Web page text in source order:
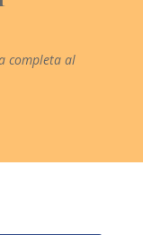
completa al